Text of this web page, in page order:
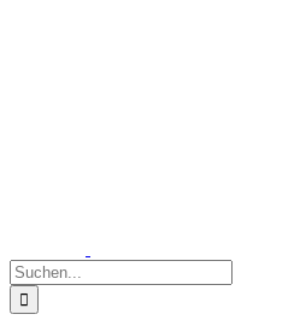
Suche
nach: